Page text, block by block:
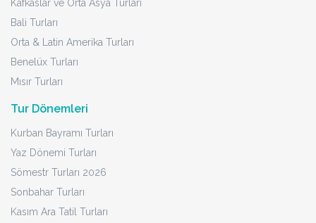
Kafkaslar ve Orta Asya Turları
Bali Turları
Orta & Latin Amerika Turları
Benelüx Turları
Mısır Turları
Tur Dönemleri
Kurban Bayramı Turları
Yaz Dönemi Turları
Sömestr Turları 2026
Sonbahar Turları
Kasım Ara Tatil Turları